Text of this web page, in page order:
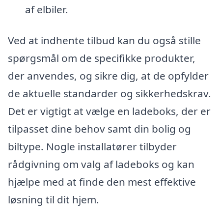
af elbiler.
Ved at indhente tilbud kan du også stille
spørgsmål om de specifikke produkter,
der anvendes, og sikre dig, at de opfylder
de aktuelle standarder og sikkerhedskrav.
Det er vigtigt at vælge en ladeboks, der er
tilpasset dine behov samt din bolig og
biltype. Nogle installatører tilbyder
rådgivning om valg af ladeboks og kan
hjælpe med at finde den mest effektive
løsning til dit hjem.